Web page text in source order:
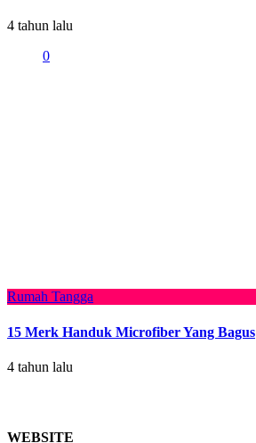
4 tahun lalu
0
Rumah Tangga
15 Merk Handuk Microfiber Yang Bagus
4 tahun lalu
WEBSITE